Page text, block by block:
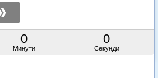
0
Минути
0
Секунди